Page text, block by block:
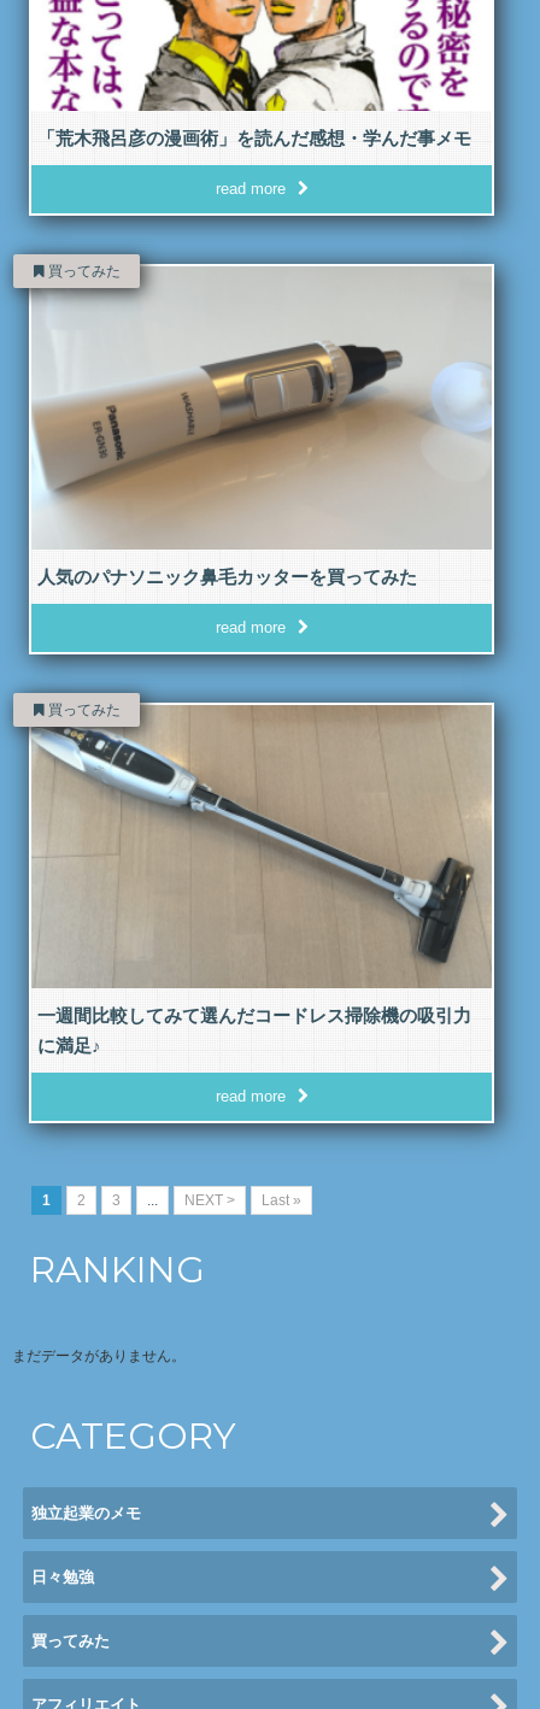
「荒木飛呂彦の漫画術」を読んだ感想・学んだ事メモ
read more
買ってみた
人気のパナソニック鼻毛カッターを買ってみた
read more
買ってみた
一週間比較してみて選んだコードレス掃除機の吸引力
に満足♪
read more
1 2 3 ... NEXT > Last »
RANKING
まだデータがありません。
CATEGORY
独立起業のメモ
日々勉強
買ってみた
アフィリエイト